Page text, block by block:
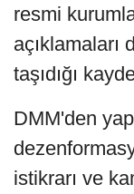
resmi
açıklamaları
taşıdığı
DMM'den
istikrarı ve